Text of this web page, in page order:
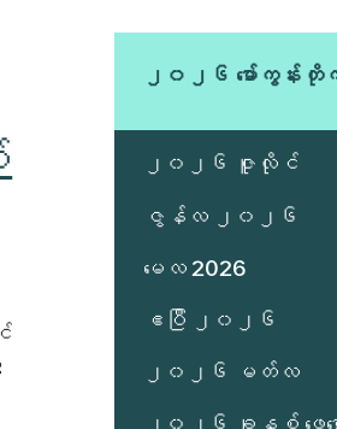
၂၀၂၆ မော်ကွန်းတို
၂၀၂၆ ဇူလိုင်
ဇွန်လ ၂၀၂၆
မေလ 2026
ဧပြီ ၂၀၂၆
၂၀၂၆ မတ်လ